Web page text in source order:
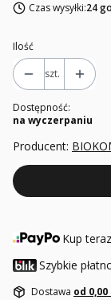
Czas wysyłki:24
Ilość
szt.
Dostępność:
na wyczerpaniu
Producent:
Kup
Szybkie
Dostawa od 0,00